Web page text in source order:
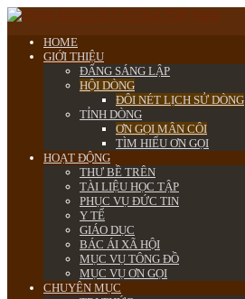
HOME
GIỚI THIỆU
ĐẤNG SÁNG LẬP
HỘI DÒNG
ĐÔI NÉT LỊCH SỬ DÒNG
TỈNH DÒNG
ƠN GỌI MÂN CÔI
TÌM HIỂU ƠN GỌI
HOẠT ĐỘNG
THƯ BỀ TRÊN
TÀI LIỆU HỌC TẬP
PHỤC VỤ ĐỨC TIN
Y TẾ
GIÁO DỤC
BÁC ÁI XÃ HỘI
MỤC VỤ TÔNG ĐỒ
MỤC VỤ ƠN GỌI
CHUYÊN MỤC